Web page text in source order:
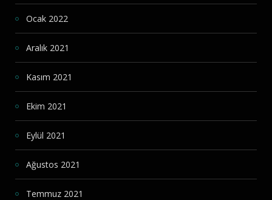
Ocak 2022
Aralık 2021
Kasım 2021
Ekim 2021
Eylül 2021
Ağustos 2021
Temmuz 2021